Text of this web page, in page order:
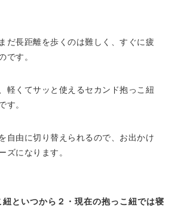
だ長距離を歩くのは難しく、すぐに疲
です。
軽くてサッと使えるセカンド抱っこ紐
す。
自由に切り替えられるので、お出かけ
ズになります。
といつから２・現在の抱っこ紐では寝